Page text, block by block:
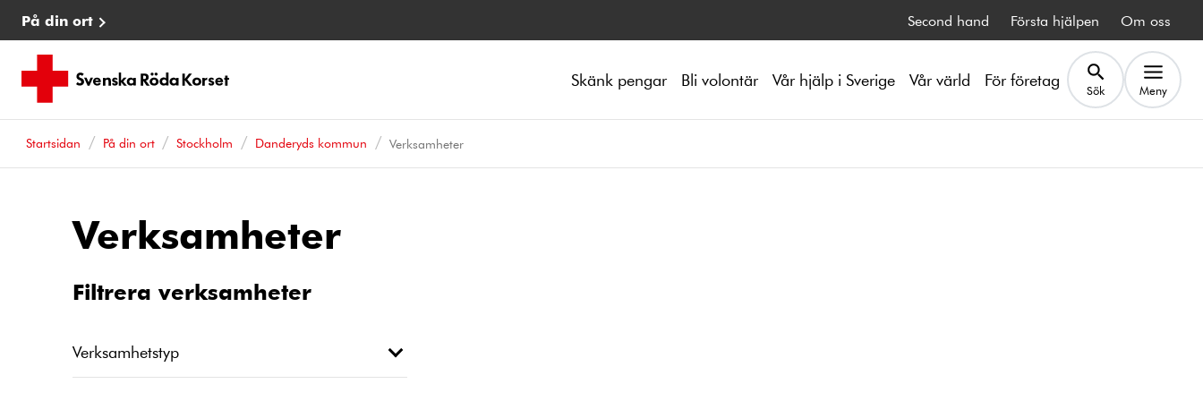
På din ort Second hand Första hjälpen Om oss
Skänk pengar Bli volontär Vår hjälp i Sverige Vår värld För företag Sök Meny
Startsidan På din ort Stockholm Danderyds kommun Verksamheter
Verksamheter
Filtrera verksamheter
Verksamhetstyp